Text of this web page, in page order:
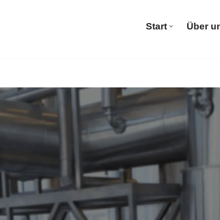
Start Über